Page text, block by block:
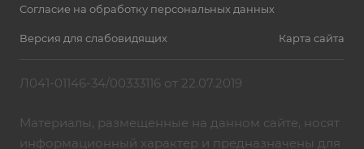
Согласие на обработку персональных данных
Версия для слабовидящих Карта сайта
Л041-01146-34/00333116 от 22.07.2019
Материалы, размещенные на данном сайте, носят
информационный характер и предназначены для